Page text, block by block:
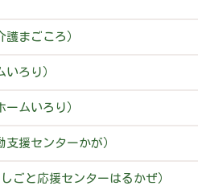
まごころ）
ろり）
ムいろり）
援センターかが）
ごと応援センターはるかぜ）